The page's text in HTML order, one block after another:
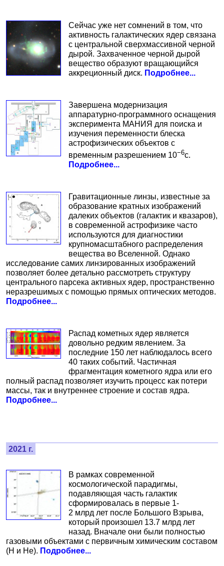
Сейчас уже нет сомнений в том, что
активность галактических ядер связана
с центральной сверхмассивной черной
дырой. Захваченное черной дырой
вещество образуют вращающийся
аккреционный диск. Подробнее...
Завершена модернизация
аппаратурно-программного оснащения
эксперимента МАНИЯ для поиска и
изучения переменности блеска
астрофизических объектов с
временным разрешением 10−6с.
Подробнее...
Гравитационные линзы, известные за
образование кратных изображений
далеких объектов (галактик и квазаров),
в современной астрофизике часто
используются для диагностики
крупномасштабного распределения
вещества во Вселенной. Однако
исследование самих линзированных изображений
позволяет более детально рассмотреть структуру
центрального парсека активных ядер, пространственно
неразрешимых с помощью прямых оптических методов.
Подробнее...
Распад кометных ядер является
довольно редким явлением. За
последние 150 лет наблюдалось всего
40 таких событий. Частичная
фрагментация кометного ядра или его
полный распад позволяет изучить процесс как потери
массы, так и внутреннее строение и состав ядра.
Подробнее...
2021 г.
В рамках современной
космологической парадигмы,
подавляющая часть галактик
сформировалась в первые 1-
2 млрд лет после Большого Взрыва,
который произошел 13.7 млрд лет
назад. Вначале они были полностью
газовыми объектами с первичным химическим составом
(H и He). Подробнее...